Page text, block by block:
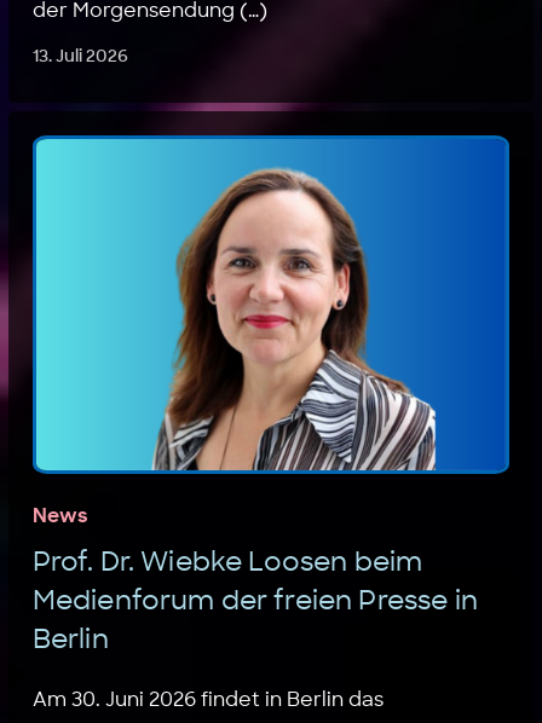
der Morgensendung (…)
13. Juli 2026
News
Prof. Dr. Wiebke Loosen beim
Medienforum der freien Presse in
Berlin
Am 30. Juni 2026 findet in Berlin das